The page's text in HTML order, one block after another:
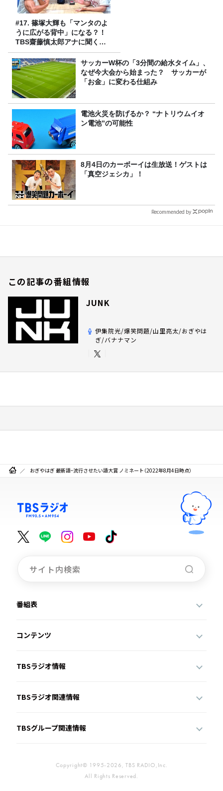
#17. 篠塚大輝も「マンタのよ
うに広がる背中」になる？！
TBS齋藤慎太郎アナに聞くメ
ンズフィジークの魅力！！
サッカーW杯の「3分間の給水タイム」、
なぜ今大会から始まった？ サッカーが
「お金」に変わる仕組み
電池火災を防げるか？ “ナトリウムイオ
ン電池”の可能性
8月4日のカーボーイは生放送！ゲストは
「真空ジェシカ」！
Recommended by
この記事の番組情報
JUNK
伊集院光/爆笑問題/山里亮太/おぎやは
ぎ/バナナマン
おぎやはぎ 最新語・流行させたい語大賞 ノミネート（2022年8月4日時点）
番組表
コンテンツ
TBSラジオ情報
TBSラジオ関連情報
TBSグループ関連情報
Copyright© 1995-2026, TBS RADIO,Inc.
All Rights Reserved.